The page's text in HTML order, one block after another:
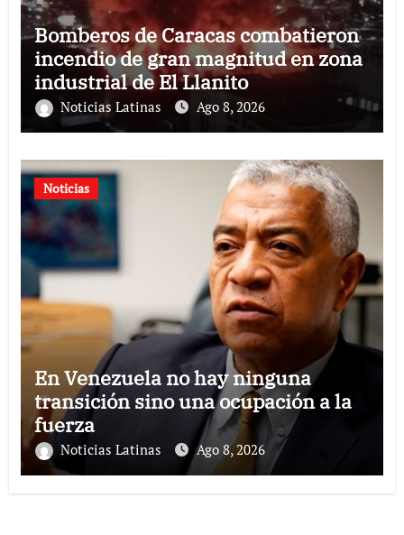
Bomberos de Caracas combatieron
incendio de gran magnitud en zona
industrial de El Llanito
Noticias Latinas Ago 8, 2026
Noticias
En Venezuela no hay ninguna
transición sino una ocupación a la
fuerza
Noticias Latinas Ago 8, 2026